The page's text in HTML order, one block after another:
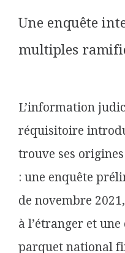
Une enquête
multiples
L’information
réquisitoire
trouve ses
: une enquête
de novembre
à l’étranger et
parquet national